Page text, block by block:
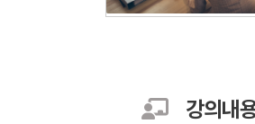
강의내